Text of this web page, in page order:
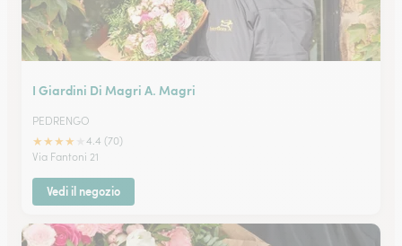
I Giardini Di Magri A. Magri
PEDRENGO
★★★★
4.4 (70)
Via Fantoni 21
Vedi il negozio